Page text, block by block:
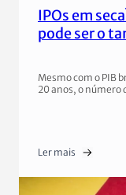
IPOs em
pode ser o
Mesmo com o PIB
20 anos, o número
Ler mais